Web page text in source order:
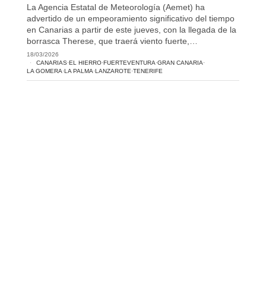
La Agencia Estatal de Meteorología (Aemet) ha
advertido de un empeoramiento significativo del tiempo
en Canarias a partir de este jueves, con la llegada de la
borrasca Therese, que traerá viento fuerte,…
18/03/2026
CANARIAS·EL HIERRO·FUERTEVENTURA·GRAN CANARIA·
LA GOMERA·LA PALMA·LANZAROTE·TENERIFE